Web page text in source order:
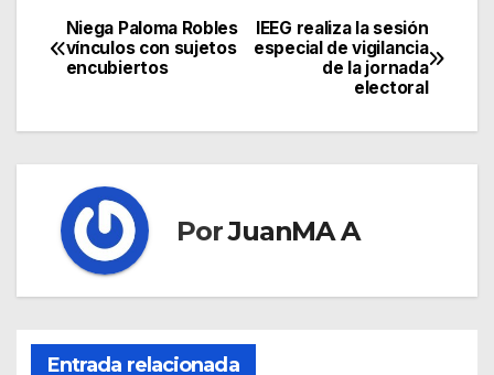
IEEG realiza la sesión
especial de vigilancia
de la jornada
electoral
Niega Paloma Robles
vínculos con sujetos
encubiertos
PorJuanMA A
Entrada relacionada